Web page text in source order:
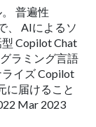
普遍性
、 AIによるソ
Copilot Chat
ラミング言語
イズ Copilot
に届けること
Mar 2023